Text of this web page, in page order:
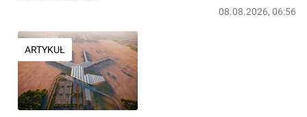
08.08.2026, 06:56
ARTYKUŁ